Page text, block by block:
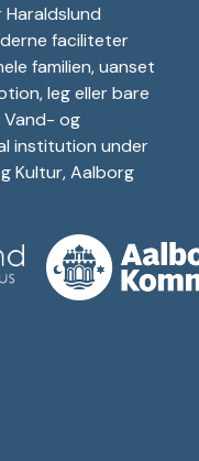
Haraldslund
faciliteter
familien, uanset
leg eller bare
Vand- og
institution under
Kultur, Aalborg